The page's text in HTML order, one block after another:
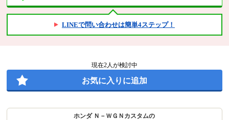
LINEで問い合わせは簡単4ステップ！
現在2人が検討中
お気に入りに追加
ホンダ Ｎ－ＷＧＮカスタムの